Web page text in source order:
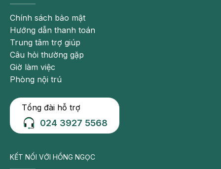
Chính sách bảo mật
Hướng dẫn thanh toán
Trung tâm trợ giúp
Câu hỏi thường gặp
Giờ làm việc
Phòng nội trú
Tổng đài hỗ trợ
024 3927 5568
KẾT NỐI VỚI HỒNG NGỌC